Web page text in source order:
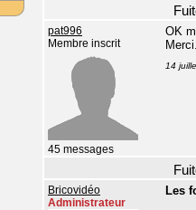
pat996
Membre inscrit
45 messages
OK
Merci.
14
Bricovidéo
Administrateur
Les